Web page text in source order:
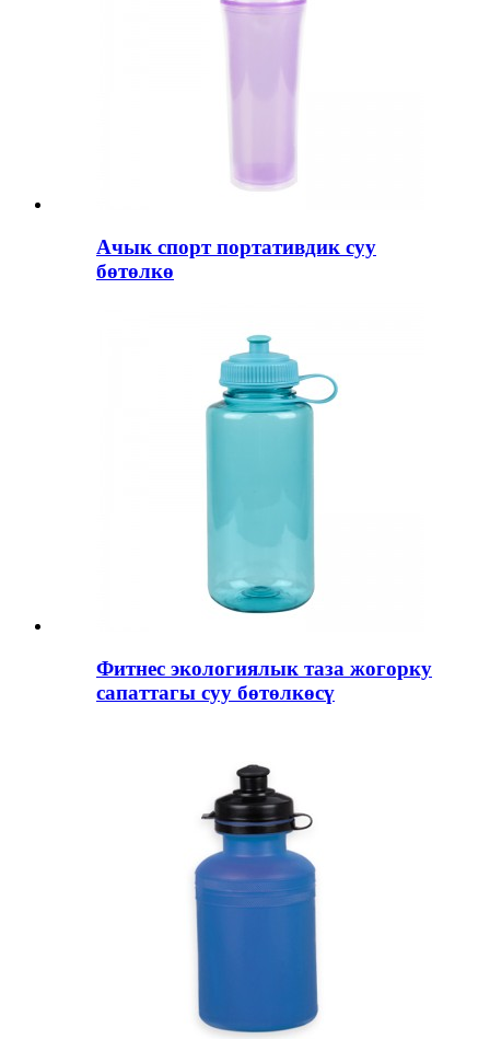
Ачык спорт портативдик суу
бөтөлкө
Фитнес экологиялык таза жогорку
сапаттагы суу бөтөлкөсү